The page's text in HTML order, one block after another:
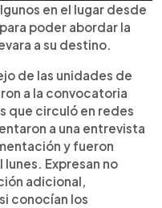
en el lugar desde
poder abordar la
a su destino.
de las unidades de
a la convocatoria
que circuló en redes
a una entrevista
y fueron
Expresan no
adicional,
conocían los